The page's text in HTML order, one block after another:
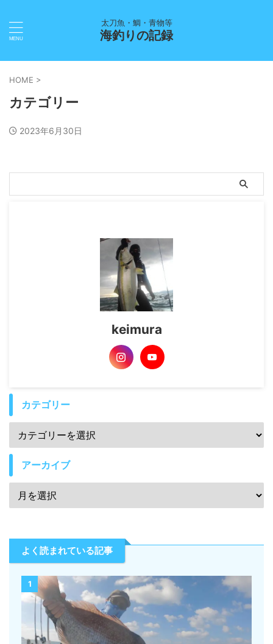
太刀魚・鯛・青物等
海釣りの記録
HOME >
カテゴリー
2023年6月30日
keimura
カテゴリー
アーカイブ
よく読まれている記事
1